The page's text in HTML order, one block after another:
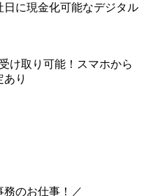
に現金化可能なデジタル
け取り可能！スマホから
り
務のお仕事！／